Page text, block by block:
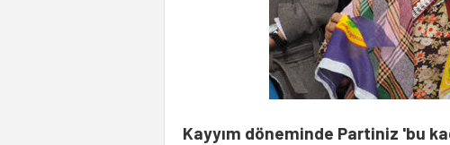
Kayyım döneminde Partiniz 'bu